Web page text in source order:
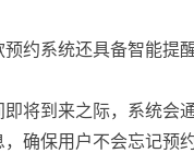
约系统还具备智能提醒
将到来之际，系统会
确保用户不会忘记预约